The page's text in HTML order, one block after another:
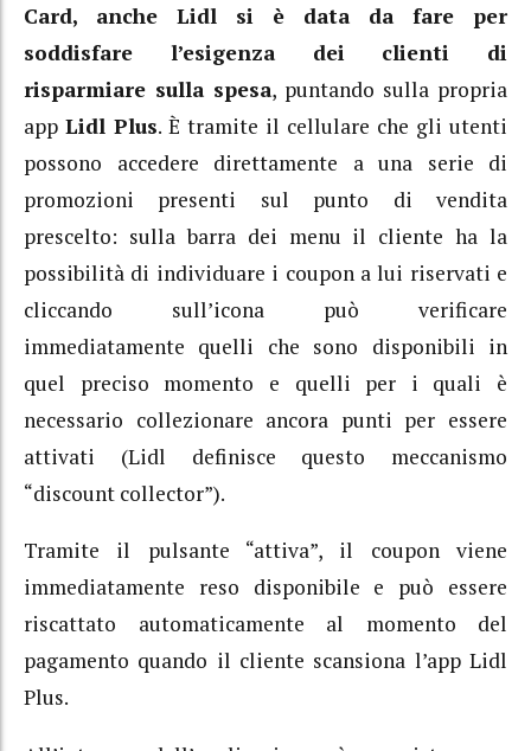
Card, anche Lidl si è data da fare per
soddisfare l’esigenza dei clienti di
risparmiare sulla spesa, puntando sulla propria
app Lidl Plus. È tramite il cellulare che gli utenti
possono accedere direttamente a una serie di
promozioni presenti sul punto di vendita
prescelto: sulla barra dei menu il cliente ha la
possibilità di individuare i coupon a lui riservati e
cliccando sull’icona può verificare
immediatamente quelli che sono disponibili in
quel preciso momento e quelli per i quali è
necessario collezionare ancora punti per essere
attivati (Lidl definisce questo meccanismo
“discount collector”).
Tramite il pulsante “attiva”, il coupon viene
immediatamente reso disponibile e può essere
riscattato automaticamente al momento del
pagamento quando il cliente scansiona l’app Lidl
Plus.